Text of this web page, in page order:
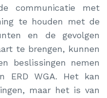
communicatie met
te houden met de
en de gevolgen
te brengen, kunnen
beslissingen nemen
ERD WGA. Het kan
maar het is van